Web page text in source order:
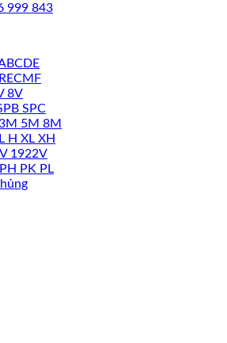
999 843
8V
SPC
5M 8M
H XL XH
1922V
PK PL